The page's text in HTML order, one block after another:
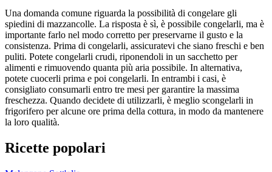
Una domanda comune riguarda la possibilità di congelare gli
spiedini di mazzancolle. La risposta è sì, è possibile congelarli, ma è
importante farlo nel modo corretto per preservarne il gusto e la
consistenza. Prima di congelarli, assicuratevi che siano freschi e ben
puliti. Potete congelarli crudi, riponendoli in un sacchetto per
alimenti e rimuovendo quanta più aria possibile. In alternativa,
potete cuocerli prima e poi congelarli. In entrambi i casi, è
consigliato consumarli entro tre mesi per garantire la massima
freschezza. Quando decidete di utilizzarli, è meglio scongelarli in
frigorifero per alcune ore prima della cottura, in modo da mantenere
la loro qualità.
Ricette popolari